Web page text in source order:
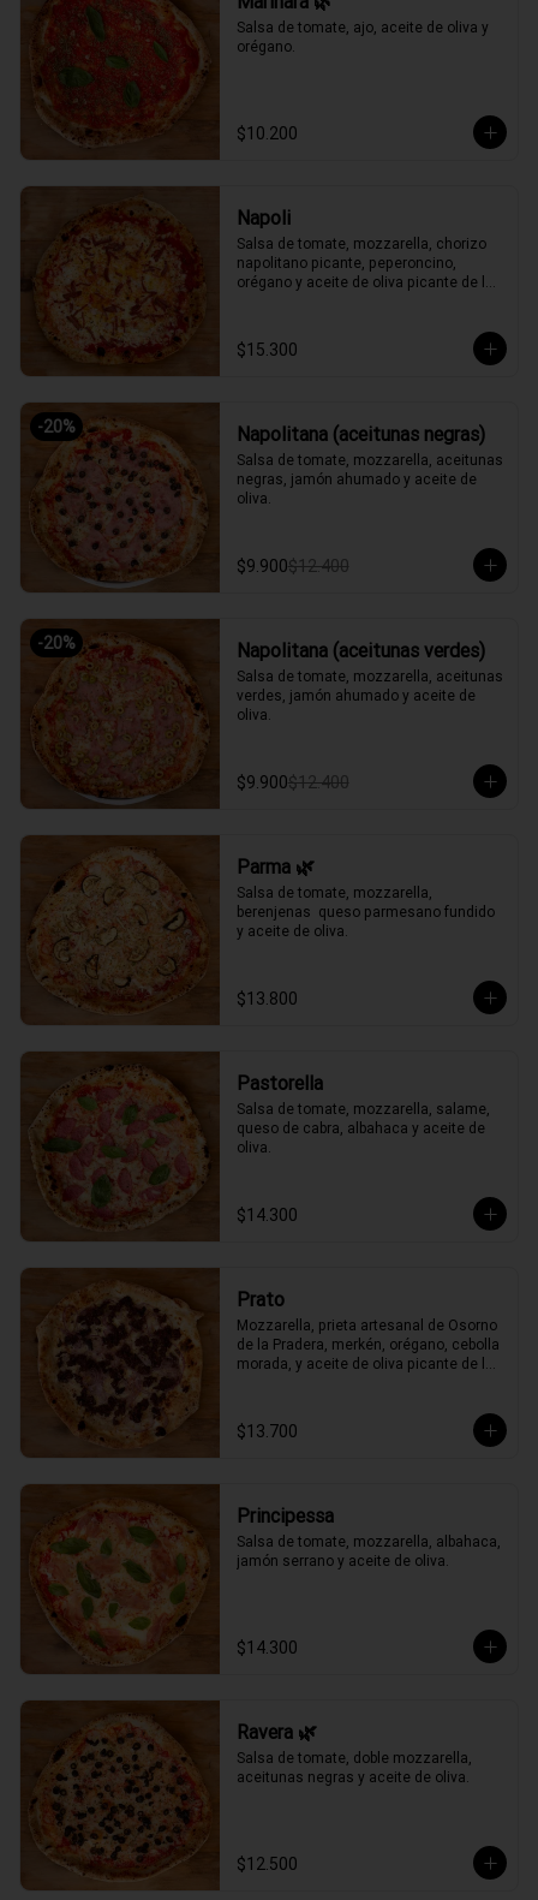
Salsa de tomate, ajo, aceite de oliva y
orégano.
$10.200
Napoli
Salsa de tomate, mozzarella, chorizo
napolitano picante, peperoncino,
orégano y aceite de oliva picante de la
$15.300
-20% Napolitana (aceitunas negras)
Salsa de tomate, mozzarella, aceitunas
negras, jamón ahumado y aceite de
oliva.
$9.900$12.400
-20% Napolitana (aceitunas verdes)
Salsa de tomate, mozzarella, aceitunas
verdes, jamón ahumado y aceite de
oliva.
$9.900$12.400
Parma 🌿
Salsa de tomate, mozzarella,
berenjenas  queso parmesano fundido
y aceite de oliva.
$13.800
Pastorella
Salsa de tomate, mozzarella, salame,
queso de cabra, albahaca y aceite de
oliva.
$14.300
Prato
Mozzarella, prieta artesanal de Osorno
de la Pradera, merkén, orégano, cebolla
morada, y aceite de oliva picante de la
$13.700
Principessa
Salsa de tomate, mozzarella, albahaca,
jamón serrano y aceite de oliva.
$14.300
Ravera 🌿
Salsa de tomate, doble mozzarella,
aceitunas negras y aceite de oliva.
$12.500